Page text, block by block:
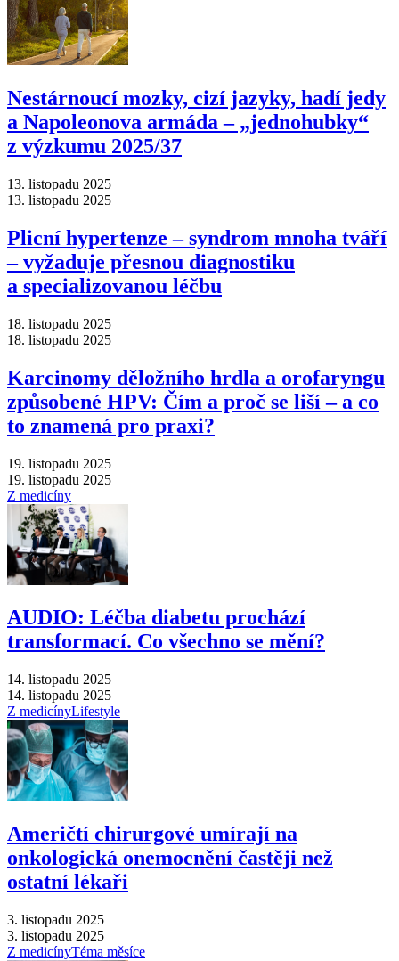
Nestárnoucí mozky, cizí jazyky, hadí jedy
a Napoleonova armáda –⁠ „jednohubky“
z výzkumu 2025/37
13. listopadu 2025
13. listopadu 2025
Plicní hypertenze –⁠ syndrom mnoha tváří
–⁠ vyžaduje přesnou diagnostiku
a specializovanou léčbu
18. listopadu 2025
18. listopadu 2025
Karcinomy děložního hrdla a orofaryngu
způsobené HPV: Čím a proč se liší –⁠ a co
to znamená pro praxi?
19. listopadu 2025
19. listopadu 2025
Z medicíny
AUDIO: Léčba diabetu prochází
transformací. Co všechno se mění?
14. listopadu 2025
14. listopadu 2025
Z medicínyLifestyle
Američtí chirurgové umírají na
onkologická onemocnění častěji než
ostatní lékaři
3. listopadu 2025
3. listopadu 2025
Z medicínyTéma měsíce